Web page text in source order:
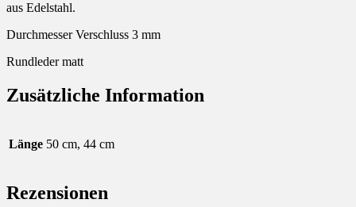
aus Edelstahl.
Durchmesser Verschluss 3 mm
Rundleder matt
Zusätzliche Information
Länge 50 cm, 44 cm
Rezensionen